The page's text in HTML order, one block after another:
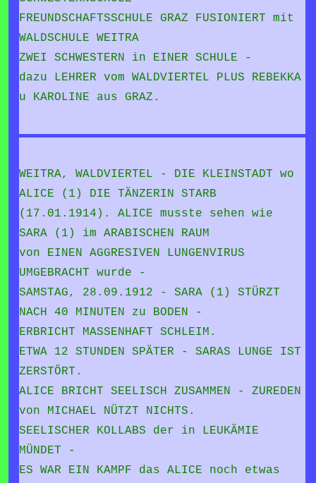
FREUNDSCHAFTSSCHULE GRAZ FUSIONIERT mit
WALDSCHULE WEITRA
ZWEI SCHWESTERN in EINER SCHULE -
dazu LEHRER vom WALDVIERTEL PLUS REBEKKA
u KAROLINE aus GRAZ.
WEITRA, WALDVIERTEL - DIE KLEINSTADT wo
ALICE (1) DIE TÄNZERIN STARB
(17.01.1914). ALICE musste sehen wie
SARA (1) im ARABISCHEN RAUM
von EINEN AGGRESIVEN LUNGENVIRUS
UMGEBRACHT wurde -
SAMSTAG, 28.09.1912 - SARA (1) STÜRZT
NACH 40 MINUTEN zu BODEN -
ERBRICHT MASSENHAFT SCHLEIM.
ETWA 12 STUNDEN SPÄTER - SARAS LUNGE IST
ZERSTÖRT.
ALICE BRICHT SEELISCH ZUSAMMEN - ZUREDEN
von MICHAEL NÜTZT NICHTS.
SEELISCHER KOLLABS der in LEUKÄMIE
MÜNDET -
ES WAR EIN KAMPF das ALICE noch etwas